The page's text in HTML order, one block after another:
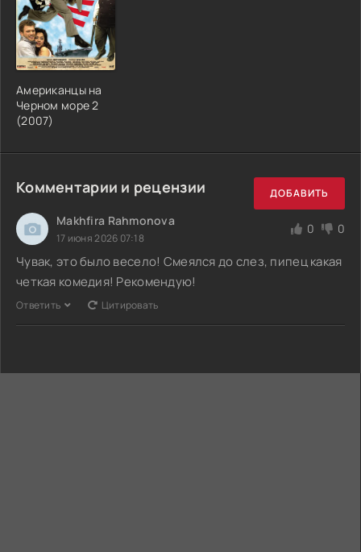
Американцы на
Черном море 2
(2007)
Комментарии и рецензии ДОБАВИТЬ
Makhfira Rahmonova
17 июня 2026 07:18
0 0
Чувак, это было весело! Смеялся до слез, пипец какая
четкая комедия! Рекомендую!
Ответить Цитировать